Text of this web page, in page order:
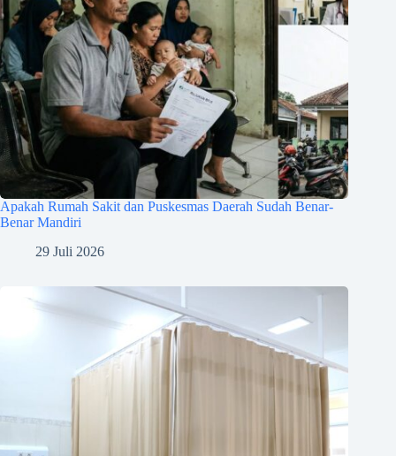
Apakah Rumah Sakit dan Puskesmas Daerah Sudah Benar-
Benar Mandiri
29 Juli 2026